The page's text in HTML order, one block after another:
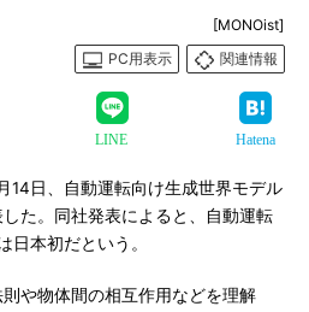
[MONOist]
PC用表示
関連情報
LINE Hatena
日、自動運転向け生成世界モデル
した。同社発表によると、自動運転
日本初だという。
や物体間の相互作用などを理解